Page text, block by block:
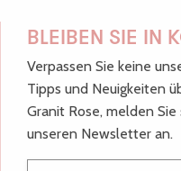
BLEIBEN SIE IN
Verpassen Sie keine
Tipps und Neuigkeiten
Granit Rose, melden Sie
unseren Newsletter an.